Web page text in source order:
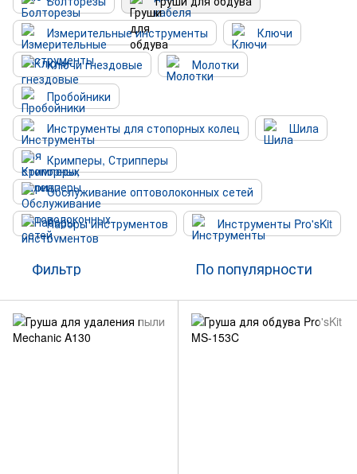
Измерительные инструменты
Ключи
Ключи гнездовые
Молотки
Пробойники
Инструменты для стопорных колец
Шила
Кримперы, Стрипперы
Обслуживание оптоволоконных сетей
Наборы инструментов
Инструменты Pro'sKit
Фильтр По популярности